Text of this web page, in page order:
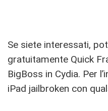
Se siete interessati,
gratuitamente Quick
BigBoss in Cydia. Per
iPad jailbroken con